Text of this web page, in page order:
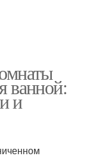
ванной:
и